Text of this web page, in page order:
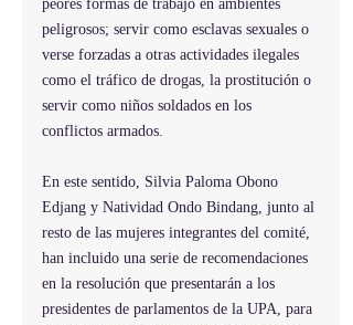
peores formas de trabajo en ambientes
peligrosos; servir como esclavas sexuales o
verse forzadas a otras actividades ilegales
como el tráfico de drogas, la prostitución o
servir como niños soldados en los
conflictos armados.
En este sentido, Silvia Paloma Obono
Edjang y Natividad Ondo Bindang, junto al
resto de las mujeres integrantes del comité,
han incluido una serie de recomendaciones
en la resolución que presentarán a los
presidentes de parlamentos de la UPA, para